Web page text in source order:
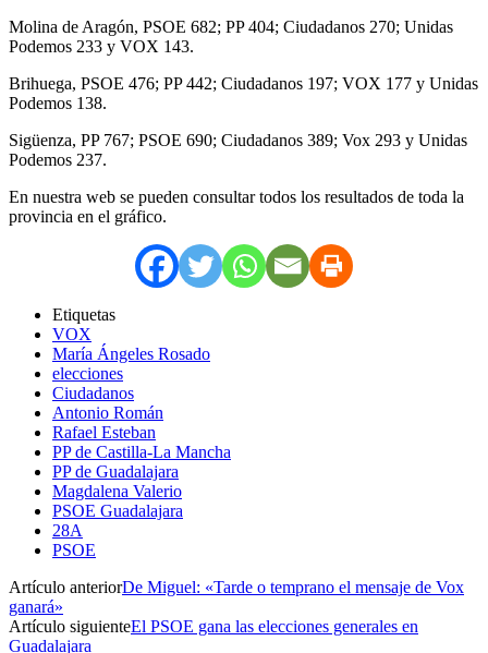
Molina de Aragón, PSOE 682; PP 404; Ciudadanos 270; Unidas
Podemos 233 y VOX 143.
Brihuega, PSOE 476; PP 442; Ciudadanos 197; VOX 177 y Unidas
Podemos 138.
Sigüenza, PP 767; PSOE 690; Ciudadanos 389; Vox 293 y Unidas
Podemos 237.
En nuestra web se pueden consultar todos los resultados de toda la
provincia en el gráfico.
Etiquetas
VOX
María Ángeles Rosado
elecciones
Ciudadanos
Antonio Román
Rafael Esteban
PP de Castilla-La Mancha
PP de Guadalajara
Magdalena Valerio
PSOE Guadalajara
28A
PSOE
Artículo anteriorDe Miguel: «Tarde o temprano el mensaje de Vox
ganará»
Artículo siguienteEl PSOE gana las elecciones generales en
Guadalajara